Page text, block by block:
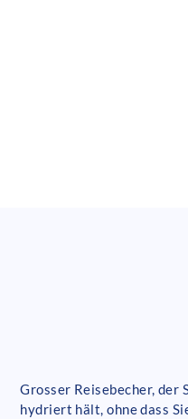
Grosser Reisebecher, der
hydriert hält, ohne dass